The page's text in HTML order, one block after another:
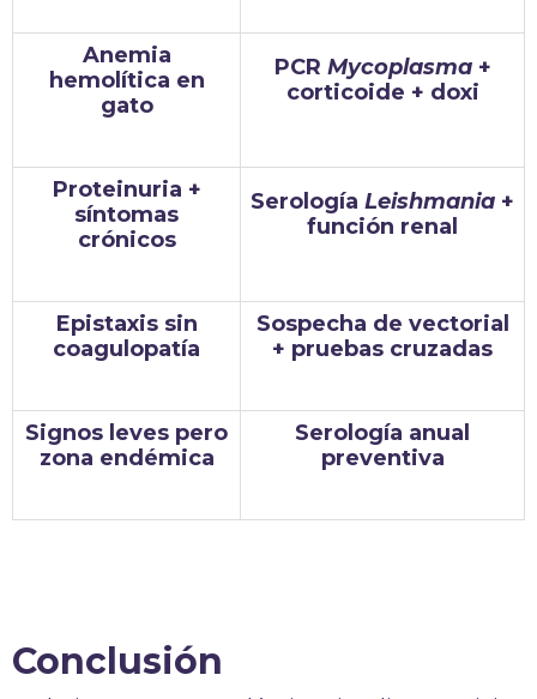
Anemia
hemolítica en
gato
PCR Mycoplasma+
corticoide + doxi
Proteinuria +
síntomas
crónicos
Serología Leishmania +
función renal
Epistaxis sin
coagulopatía
Sospecha de vectorial
+ pruebas cruzadas
Signos leves pero
zona endémica
Serología anual
preventiva
Conclusión